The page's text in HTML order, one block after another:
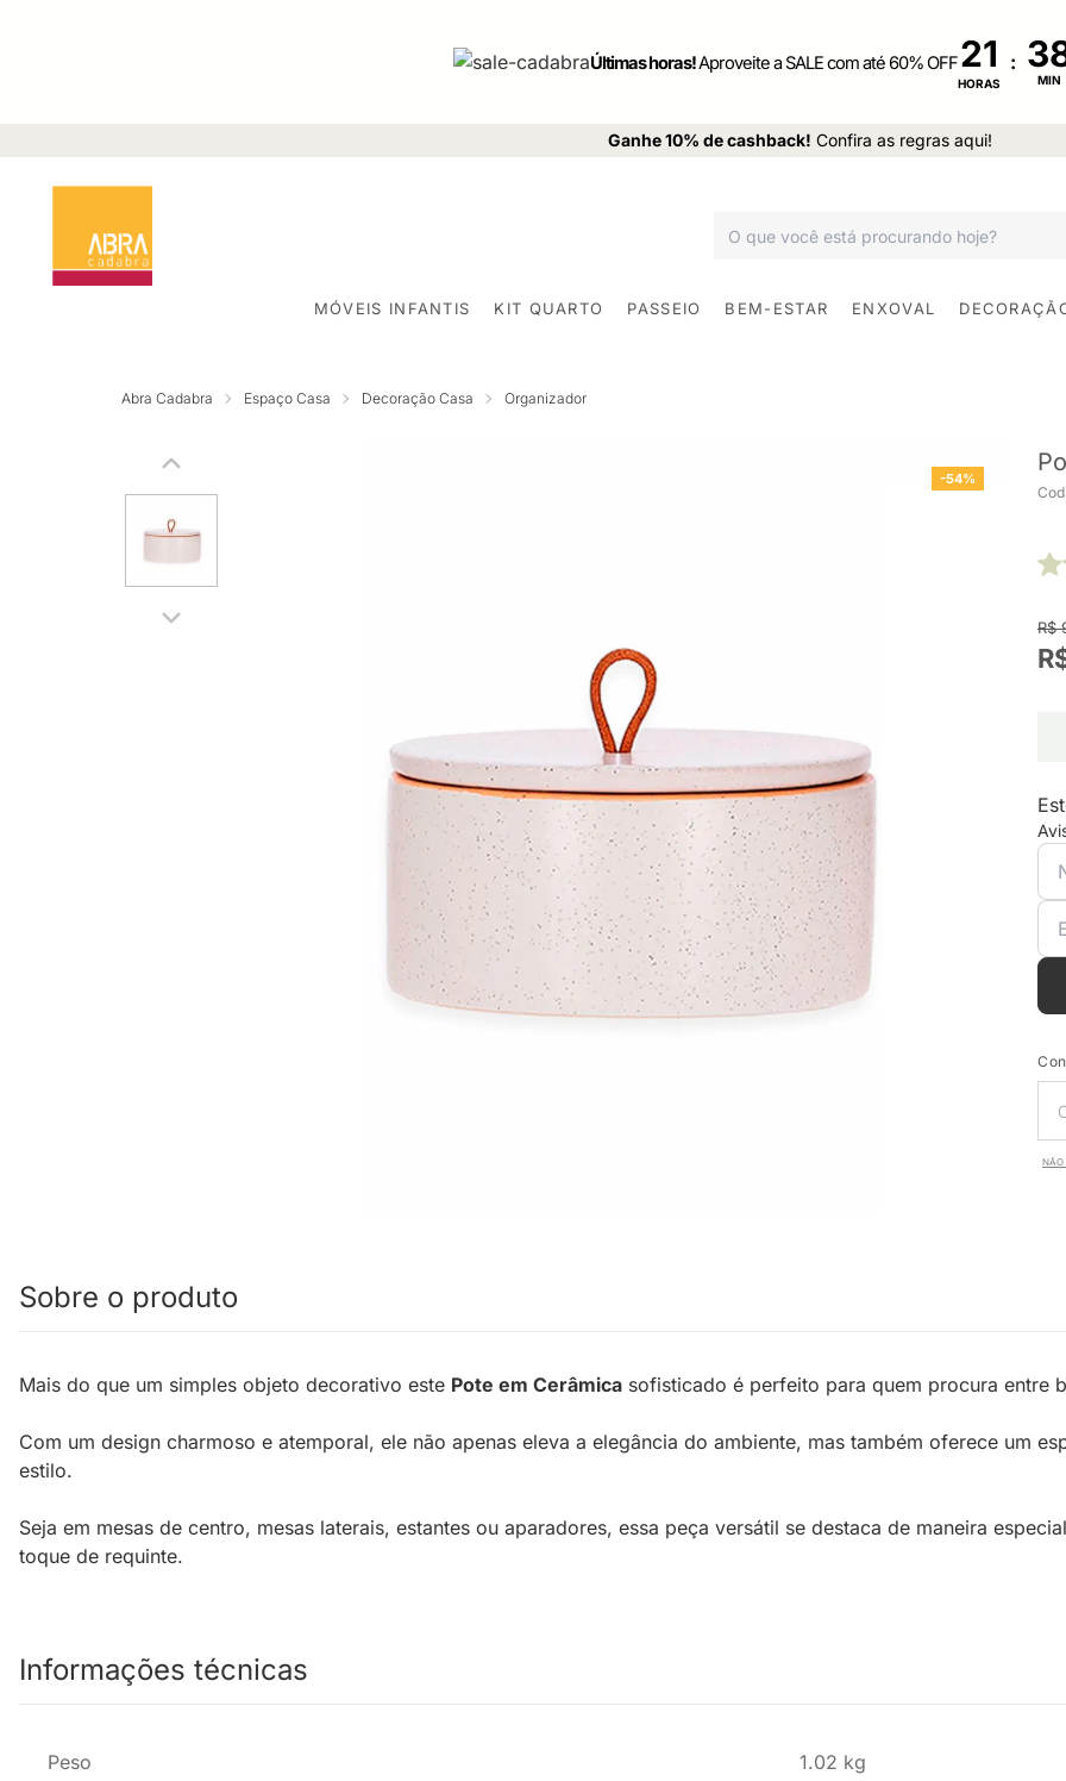
Últimas horas!Aproveite a SALE com até 60% OFF21
HORAS
:
MIN
Ganhe 10% de cashback! Confira as regras aqui!
MÓVEIS INFANTIS KIT QUARTO PASSEIO BEM-ESTAR ENXOVAL
Abra Cadabra Espaço Casa Decoração Casa Organizador
-54%
R$
NÃO
Sobre o produto
Mais do que um simples objeto decorativo este Pote em Cerâmica sofisticado é perfeito para quem procura entre
Com um design charmoso e atemporal, ele não apenas eleva a elegância do ambiente, mas também oferece um
estilo.
Seja em mesas de centro, mesas laterais, estantes ou aparadores, essa peça versátil se destaca de maneira
toque de requinte.
Informações técnicas
Peso
1.02 kg